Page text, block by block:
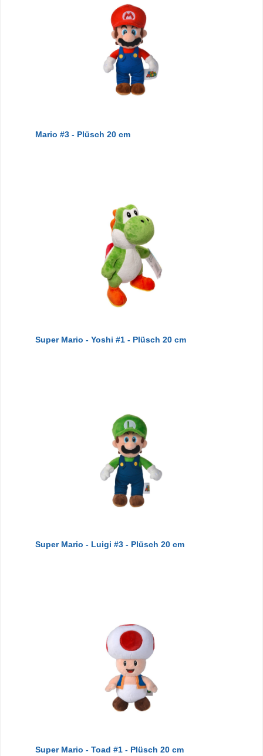
Mario #3 - Plüsch 20 cm
Super Mario - Yoshi #1 - Plüsch 20 cm
Super Mario - Luigi #3 - Plüsch 20 cm
Super Mario - Toad #1 - Plüsch 20 cm